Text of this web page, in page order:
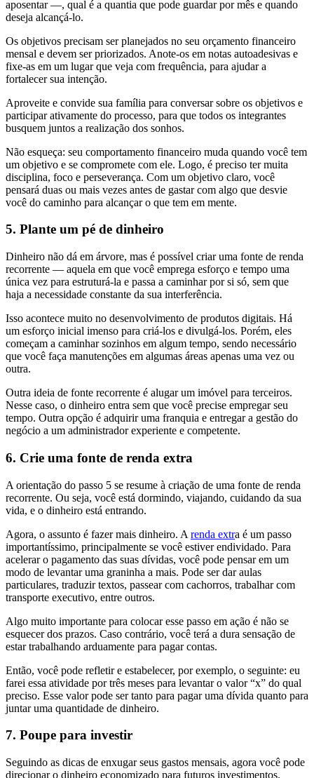
aposentar —, qual é a quantia que pode guardar por mês e quando
deseja alcançá-lo.
Os objetivos precisam ser planejados no seu orçamento financeiro
mensal e devem ser priorizados. Anote-os em notas autoadesivas e
fixe-as em um lugar que veja com frequência, para ajudar a
fortalecer sua intenção.
Aproveite e convide sua família para conversar sobre os objetivos e
participar ativamente do processo, para que todos os integrantes
busquem juntos a realização dos sonhos.
Não esqueça: seu comportamento financeiro muda quando você tem
um objetivo e se compromete com ele. Logo, é preciso ter muita
disciplina, foco e perseverança. Com um objetivo claro, você
pensará duas ou mais vezes antes de gastar com algo que desvie
você do caminho para alcançar o que tem em mente.
5. Plante um pé de dinheiro
Dinheiro não dá em árvore, mas é possível criar uma fonte de renda
recorrente — aquela em que você emprega esforço e tempo uma
única vez para estruturá-la e passa a caminhar por si só, sem que
haja a necessidade constante da sua interferência.
Isso acontece muito no desenvolvimento de produtos digitais. Há
um esforço inicial imenso para criá-los e divulgá-los. Porém, eles
começam a caminhar sozinhos em algum tempo, sendo necessário
que você faça manutenções em algumas áreas apenas uma vez ou
outra.
Outra ideia de fonte recorrente é alugar um imóvel para terceiros.
Nesse caso, o dinheiro entra sem que você precise empregar seu
tempo. Outra opção é adquirir uma franquia e entregar a gestão do
negócio a um administrador experiente e competente.
6. Crie uma fonte de renda extra
A orientação do passo 5 se resume à criação de uma fonte de renda
recorrente. Ou seja, você está dormindo, viajando, cuidando da sua
vida, e o dinheiro está entrando.
Agora, o assunto é fazer mais dinheiro. A renda extra é um passo
importantíssimo, principalmente se você estiver endividado. Para
acelerar o pagamento das suas dívidas, você pode pensar em um
modo de levantar uma graninha a mais. Pode ser dar aulas
particulares, traduzir textos, passear com cachorros, trabalhar com
transporte executivo, entre outros.
Algo muito importante para colocar esse passo em ação é não se
esquecer dos prazos. Caso contrário, você terá a dura sensação de
estar trabalhando arduamente para pagar contas.
Então, você pode refletir e estabelecer, por exemplo, o seguinte: eu
farei essa atividade por três meses para levantar o valor “x” do qual
preciso. Esse valor pode ser tanto para pagar uma dívida quanto para
juntar uma quantidade de dinheiro.
7. Poupe para investir
Seguindo as dicas de enxugar seus gastos mensais, agora você pode
direcionar o dinheiro economizado para futuros investimentos.